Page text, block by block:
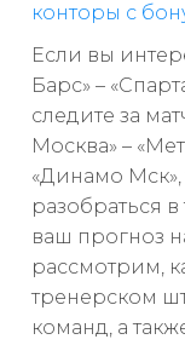
конторы с
Если вы
Барс» –
следите за
Москва» –
«Динамо Мск»,
разобраться
ваш прогноз
рассмотрим,
тренерском
команд, а